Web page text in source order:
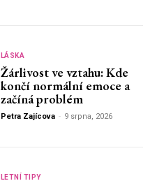
LÁSKA
Žárlivost ve vztahu: Kde
končí normální emoce a
začíná problém
Petra Zajícova - 9 srpna, 2026
LETNÍ TIPY